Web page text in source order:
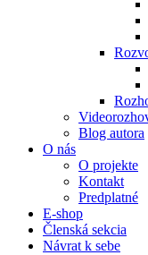
Blog autora
O nás
O projekte
Kontakt
Predplatné
E-shop
Členská sekcia
Návrat k sebe